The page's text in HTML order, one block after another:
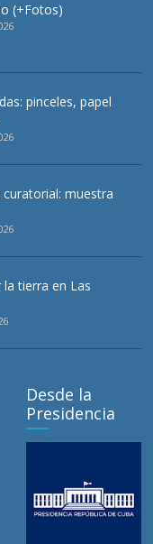
(+Fotos)
pinceles, papel
muestra
tierra en Las
Desde la
Presidencia